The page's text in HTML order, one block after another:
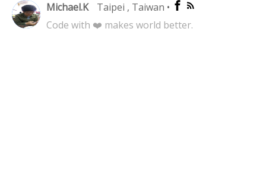
Michael.K Taipei , Taiwan •
Code with ❤️ makes world better.